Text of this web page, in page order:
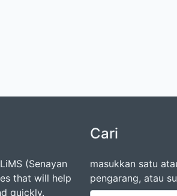
(Senayan
that will help
quickly.
Cari
masukkan satu
pengarang, atau